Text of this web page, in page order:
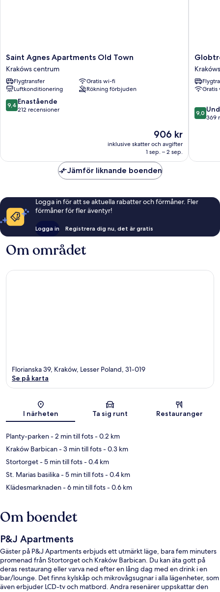
Saint
Agnes
Apartments
Old
Town
Krakóws
centrum
Saint Agnes Apartments Old Town
Krakóws centrum
Flygtransfer
Gratis wi-fi
Luftkonditionering
Rökning förbjuden
9.4
av
9,4 Enastående
212 recensioner
Priset
är
906 kr
906 kr
inklusive skatter och avgifter
1 sep. – 2 sep.
Guest
House
Krakóws
9.0
av
9,0
369
Jämför liknande boenden
Logga in för att se aktuella rabatter och förmåner. Fler
förmåner för fler äventyr!
Logga in Registrera dig nu, det är gratis
Om området
Karta
Florianska 39, Kraków, Lesser Poland, 31-019
Se på karta
I närheten Ta sig runt Restauranger
Planty-parken- 2 min till fots- 0.2 km
Kraków Barbican- 3 min till fots- 0.3 km
Stortorget- 5 min till fots- 0.4 km
St. Marias basilika- 5 min till fots- 0.4 km
Klädesmarknaden- 6 min till fots- 0.6 km
Om boendet
P&J Apartments
Gäster på P&J Apartments erbjuds ett utmärkt läge, bara fem minuters
promenad från Stortorget och Kraków Barbican. Du kan äta gott på
deras restaurang eller varva ned efter en lång dag med en drink i en
bar/lounge. Det finns kylskåp och mikrovågsugnar i alla lägenheter, som
även erbjuder LCD-tv och matbord. Andra resenärer uppskattar den